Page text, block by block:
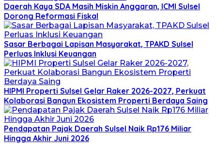
Daerah Kaya SDA Masih Miskin Anggaran, ICMI Sulsel
Dorong Reformasi Fiskal
Sasar Berbagai Lapisan Masyarakat, TPAKD Sulsel
Perluas Inklusi Keuangan
HIPMI Properti Sulsel Gelar Raker 2026-2027, Perkuat
Kolaborasi Bangun Ekosistem Properti Berdaya Saing
Pendapatan Pajak Daerah Sulsel Naik Rp176 Miliar
Hingga Akhir Juni 2026